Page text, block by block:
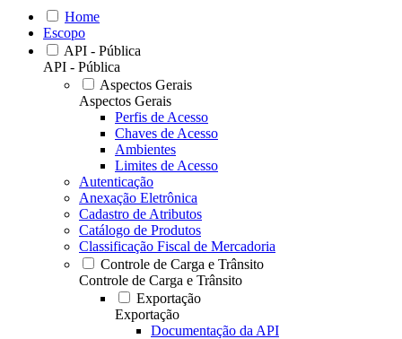
Home
Escopo
API - Pública
API - Pública
Aspectos Gerais
Aspectos Gerais
Perfis de Acesso
Chaves de Acesso
Ambientes
Limites de Acesso
Autenticação
Anexação Eletrônica
Cadastro de Atributos
Catálogo de Produtos
Classificação Fiscal de Mercadoria
Controle de Carga e Trânsito
Controle de Carga e Trânsito
Exportação
Exportação
Documentação da API